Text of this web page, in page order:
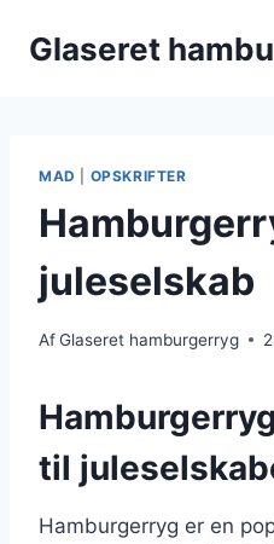
Glaseret
MAD OPSKRIFTER
juleselskab
AfGlaseret hamburgerryg
til
Hamburgerryg er en